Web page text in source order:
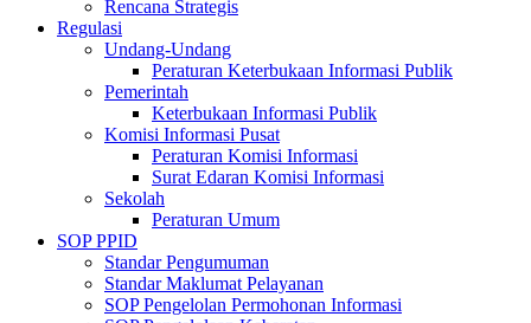
Rencana Strategis
Regulasi
Undang-Undang
Peraturan Keterbukaan Informasi Publik
Pemerintah
Keterbukaan Informasi Publik
Komisi Informasi Pusat
Peraturan Komisi Informasi
Surat Edaran Komisi Informasi
Sekolah
Peraturan Umum
SOP PPID
Standar Pengumuman
Standar Maklumat Pelayanan
SOP Pengelolan Permohonan Informasi